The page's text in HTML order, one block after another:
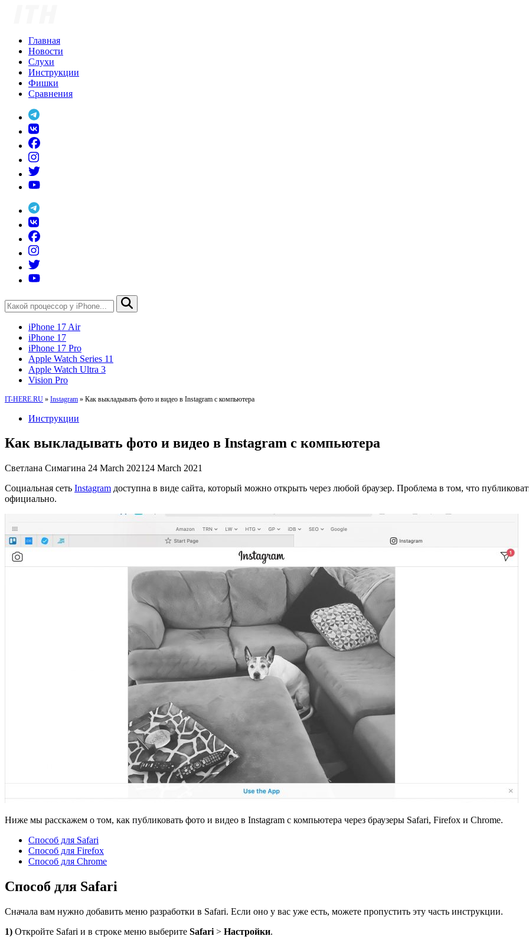
Главная
Новости
Слухи
Инструкции
Фишки
Сравнения
iPhone 17 Air
iPhone 17
iPhone 17 Pro
Apple Watch Series 11
Apple Watch Ultra 3
Vision Pro
IT-HERE.RU » Instagram » Как выкладывать фото и видео в Instagram с компьютера
Инструкции
Как выкладывать фото и видео в Instagram с компьютера
Светлана Симагина 24 March 2021 24 March 2021
Социальная сеть Instagram доступна в виде сайта, который можно открыть через любой браузер. Проблема в том, что
официально.
Ниже мы расскажем о том, как публиковать фото и видео в Instagram с компьютера через браузеры Safari, Firefox и Chrome.
Способ для Safari
Способ для Firefox
Способ для Chrome
Способ для Safari
Сначала вам нужно добавить меню разработки в Safari. Если оно у вас уже есть, можете пропустить эту часть инструкции.
1) Откройте Safari и в строке меню выберите Safari > Настройки.